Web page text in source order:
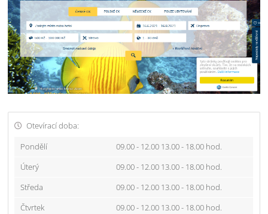
Otevírací doba:
Pondělí
09.00 - 12.00 13.00 - 18.00 hod.
Úterý
09.00 - 12.00 13.00 - 18.00 hod.
Středa
09.00 - 12.00 13.00 - 18.00 hod.
Čtvrtek
09.00 - 12.00 13.00 - 18.00 hod.